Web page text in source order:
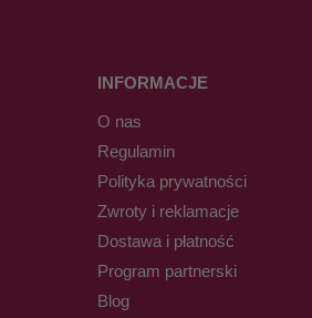
INFORMACJE
O nas
Regulamin
Polityka prywatności
Zwroty i reklamacje
Dostawa i płatność
Program partnerski
Blog